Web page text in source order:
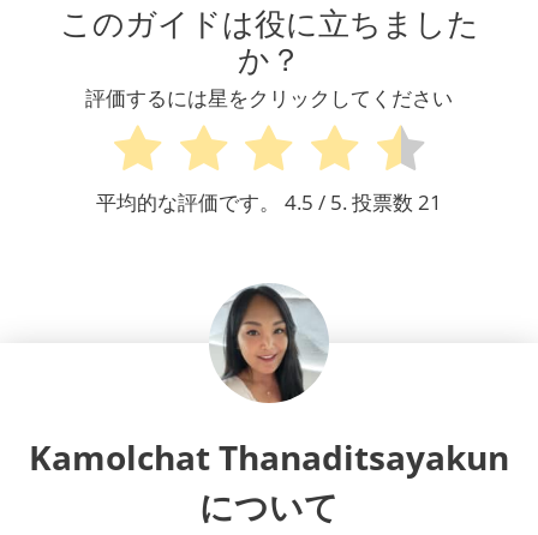
このガイドは役に立ちました
か？
評価するには星をクリックしてください
平均的な評価です。 4.5 / 5. 投票数 21
Kamolchat Thanaditsayakun
について